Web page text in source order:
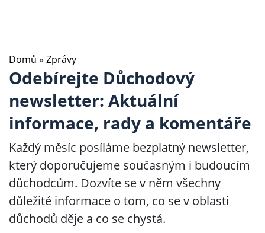
Domů » Zprávy
Odebírejte Důchodový
newsletter: Aktuální
informace, rady a komentáře
Každý měsíc posíláme bezplatný newsletter,
který doporučujeme současným i budoucím
důchodcům. Dozvíte se v něm všechny
důležité informace o tom, co se v oblasti
důchodů děje a co se chystá.